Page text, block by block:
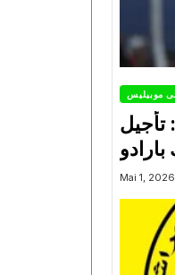
موبيليس
تأجيل
Mai 1, 2026